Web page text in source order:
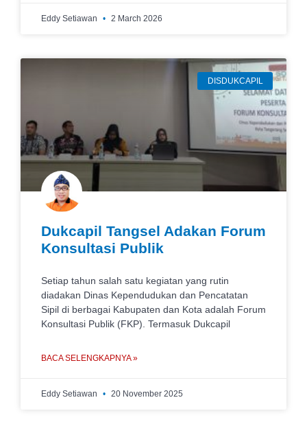
Eddy Setiawan 2 March 2026
DISDUKCAPIL
Dukcapil Tangsel Adakan Forum
Konsultasi Publik
Setiap tahun salah satu kegiatan yang rutin
diadakan Dinas Kependudukan dan Pencatatan
Sipil di berbagai Kabupaten dan Kota adalah Forum
Konsultasi Publik (FKP). Termasuk Dukcapil
BACA SELENGKAPNYA »
Eddy Setiawan 20 November 2025